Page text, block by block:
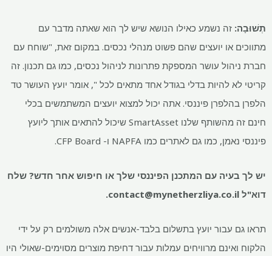
תְשׁוּבָה: זה נשמע כאילו הנושא שיש לך הוא שאתה מדבר עם
מתווכים או יועצים שהם פשוט מנהלי נכסים. במקום זאת, "שוחח עם
חברת ניהול עושר המספקת פתרונות לניהול נכסים, כמו גם תכנון. זה
קריטי לא להיות בדלי בגודל אחד מתאים לכל ", אומר יועץ העושר טד
הלפרן בהלפרן פיננסי. אתה יכול למצוא יועצים המשתמשים בכלי
חינם זה מהשותף שלנו SmartAsset שיכול להתאים אותך ליועץ
פיננסי נאמן, כמו גם לאתרים כמו NAPFA ו- CFP Board.
יש לך בעיה עם המתכנן הפיננסי שלך או חיפוש אחר חדש? שלח
דוא"ל contact@mynetherzliya.co.il
.
תראו גם עבור יועץ בתשלום בלבד-אנשים אלה משולמים רק על ידי
הלקוח ואינם מרוויחים עמלות עבור דחיפת מוצרים מסוימים-שאולי היו